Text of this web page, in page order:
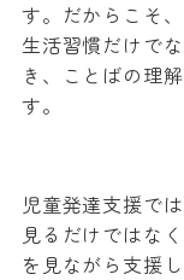
す。だからこそ
生活習慣だけで
き、ことばの理
す。
児童発達支援で
見るだけではな
を見ながら支援し